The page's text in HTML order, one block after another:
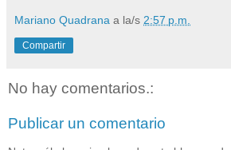
Mariano Quadrana a la/s 2:57 p.m.
Compartir
No hay comentarios.:
Publicar un comentario